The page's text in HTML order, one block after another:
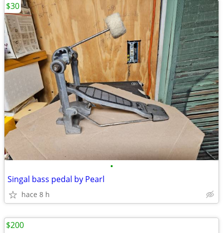
•
Singal bass pedal by Pearl
hace 8 h
$30
$200